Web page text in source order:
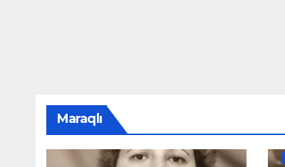
Maraqlı